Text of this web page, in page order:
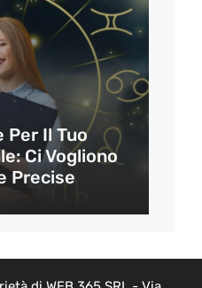
Per Il Tuo
Ci Vogliono
Precise